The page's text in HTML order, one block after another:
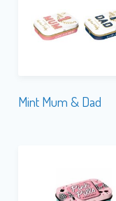
Mint Mum & Dad